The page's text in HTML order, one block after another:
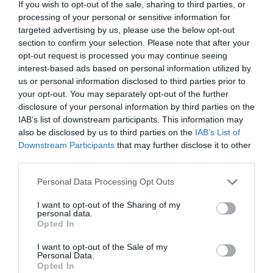
If you wish to opt-out of the sale, sharing to third parties, or
processing of your personal or sensitive information for
targeted advertising by us, please use the below opt-out
section to confirm your selection. Please note that after your
opt-out request is processed you may continue seeing
interest-based ads based on personal information utilized by
us or personal information disclosed to third parties prior to
your opt-out. You may separately opt-out of the further
disclosure of your personal information by third parties on the
IAB’s list of downstream participants. This information may
also be disclosed by us to third parties on the IAB’s List of
Downstream Participants that may further disclose it to other
Personal Data Processing Opt Outs
I want to opt-out of the Sharing of my
personal data.
Opted In
I want to opt-out of the Sale of my
Personal Data.
Opted In
Avocații săi, Alberto Manfredi și Corrado Bertoni, au
prezentat dovezi și mărturii convingătoare, care au
fost acceptate de judecători. În prezent, Gheorghe
Bogdan lucrează într-o fermă viticolă din Clavesana,
provincia Cuneo.
Denis Vayr, secretar regional al Flai Cgil Piemonte, a
declarat că victoria lui Bogdan încurajează
precizat Vayr.
intitulată „Drepturi pe câmp” pentru a combate